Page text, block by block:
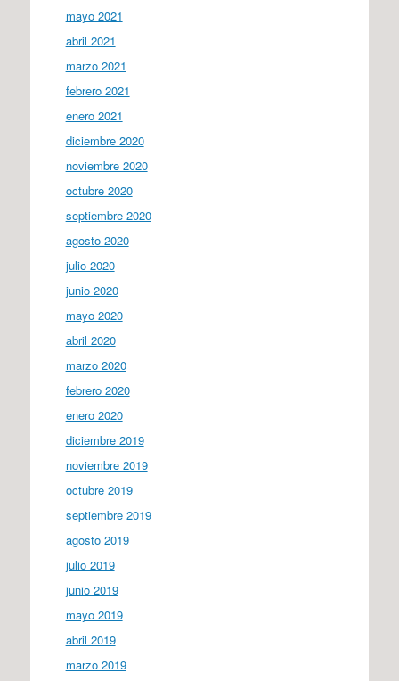
mayo 2021
abril 2021
marzo 2021
febrero 2021
enero 2021
diciembre 2020
noviembre 2020
octubre 2020
septiembre 2020
agosto 2020
julio 2020
junio 2020
mayo 2020
abril 2020
marzo 2020
febrero 2020
enero 2020
diciembre 2019
noviembre 2019
octubre 2019
septiembre 2019
agosto 2019
julio 2019
junio 2019
mayo 2019
abril 2019
marzo 2019